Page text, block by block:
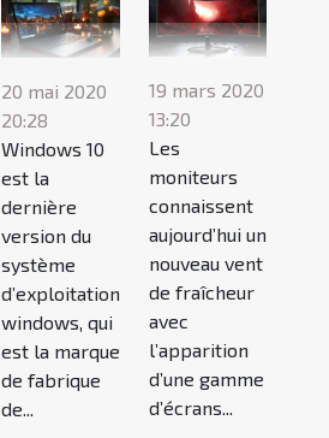
20 mai 2020
20:28
Windows 10
est la
dernière
version du
système
d’exploitation
windows, qui
est la marque
de fabrique
de...
19 mars 2020
13:20
Les
moniteurs
connaissent
aujourd’hui un
nouveau vent
de fraîcheur
avec
l’apparition
d’une gamme
d’écrans...